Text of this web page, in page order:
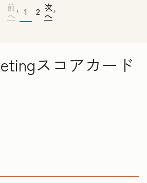
前
へ 1 2 次
へ
スコアカード